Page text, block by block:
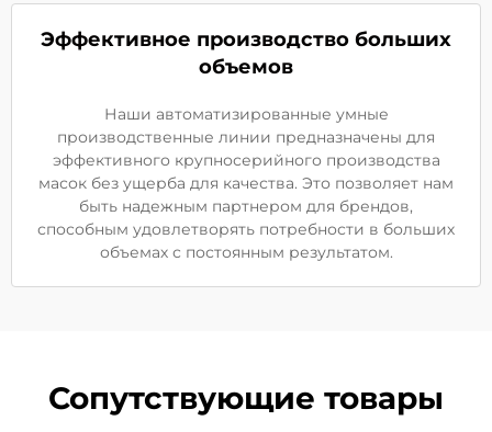
Эффективное производство больших
объемов
Наши автоматизированные умные
производственные линии предназначены для
эффективного крупносерийного производства
масок без ущерба для качества. Это позволяет нам
быть надежным партнером для брендов,
способным удовлетворять потребности в больших
объемах с постоянным результатом.
Сопутствующие товары